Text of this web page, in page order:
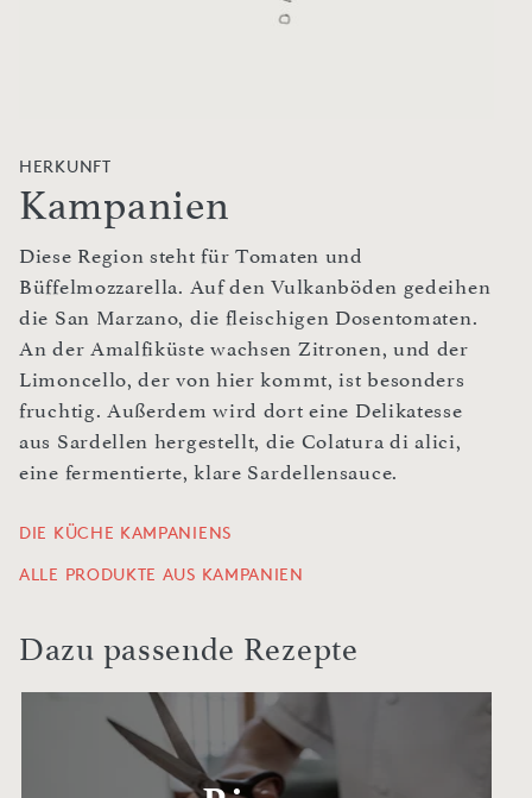
HERKUNFT
Kampanien
Diese Region steht für Tomaten und
Büffelmozzarella. Auf den Vulkanböden gedeihen
die San Marzano, die fleischigen Dosentomaten.
An der Amalfiküste wachsen Zitronen, und der
Limoncello, der von hier kommt, ist besonders
fruchtig. Außerdem wird dort eine Delikatesse
aus Sardellen hergestellt, die Colatura di alici,
eine fermentierte, klare Sardellensauce.
DIE KÜCHE KAMPANIENS
ALLE PRODUKTE AUS KAMPANIEN
Dazu passende Rezepte